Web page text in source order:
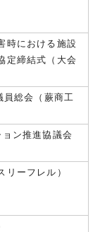
時における施設
定締結式（大会
員総会（蕨商工
ン推進協議会
リーフレル）